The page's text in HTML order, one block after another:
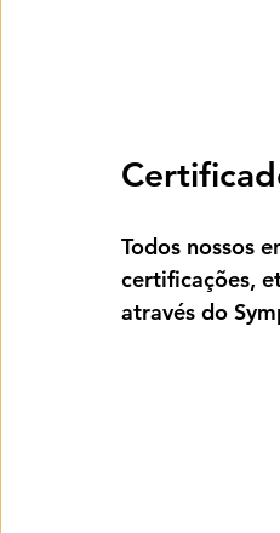
Todos nossos
certificações,
através do